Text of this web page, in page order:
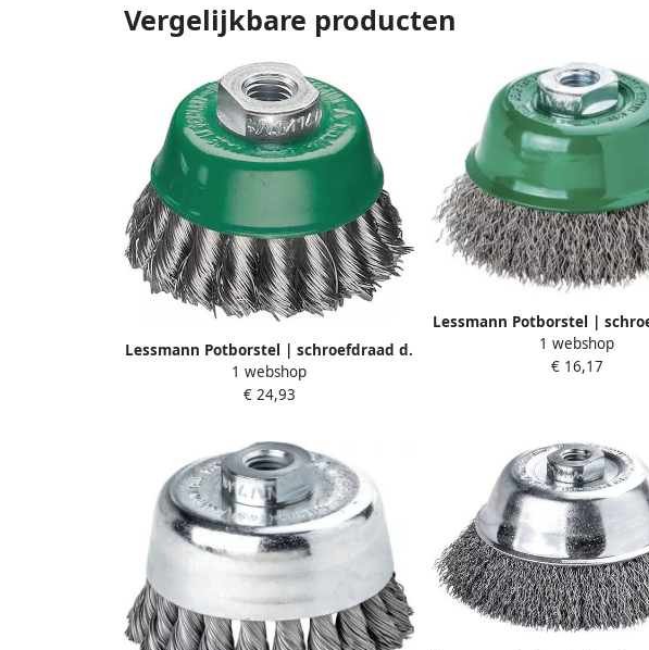
Vergelijkbare producten
Lessmann Potborstel | schroefdraad d.
65 mm draaddikte 0 5 mm | RVS |
12.500 omw min | 1 stuk 482817
1 webshop
€ 24,93
Lessmann Potborstel |
65 mm draaddikte 0 3 mm
12.000 omw min | 1 stuk
1 webshop
€ 16,17